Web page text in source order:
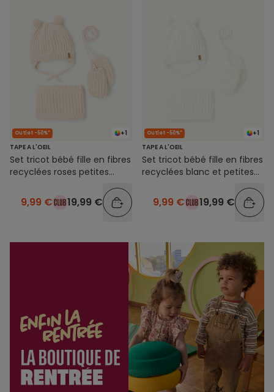
+1
Outlet -50%*
TAPE A L'OEIL
Set tricot bébé fille en fibres
recyclées roses petites
9,99 € 19,99 €
+1
Outlet -50%*
TAPE A L'OEIL
Set tricot bébé fille en fibres
recyclées blanc et petites
9,99 € 19,99 €